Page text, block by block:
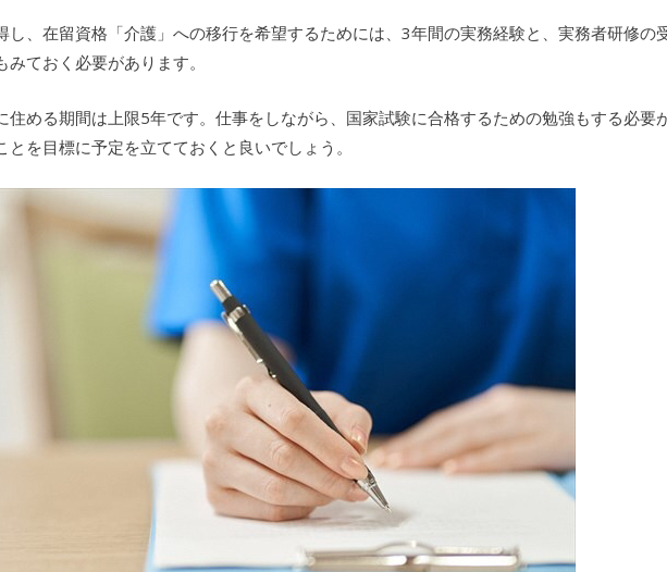
し、在留資格「介護」への移行を希望するためには、3年間の実務経験と、実務者研修の
ておく必要があります。
住める期間は上限5年です。仕事をしながら、国家試験に合格するための勉強もする必要
とを目標に予定を立てておくと良いでしょう。